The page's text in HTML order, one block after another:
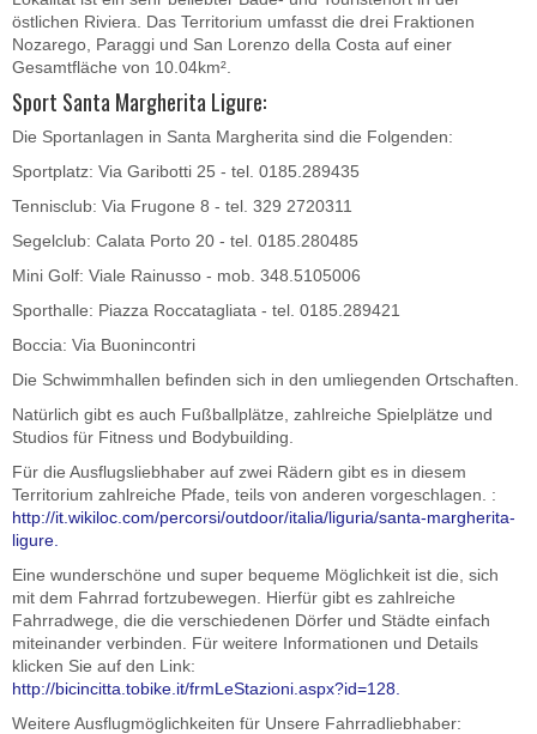
östlichen Riviera. Das Territorium umfasst die drei Fraktionen
Nozarego, Paraggi und San Lorenzo della Costa auf einer
Gesamtfläche von 10.04km².
Sport Santa Margherita Ligure:
Die Sportanlagen in Santa Margherita sind die Folgenden:
Sportplatz: Via Garibotti 25 - tel. 0185.289435
Tennisclub: Via Frugone 8 - tel. 329 2720311
Segelclub: Calata Porto 20 - tel. 0185.280485
Mini Golf: Viale Rainusso - mob. 348.5105006
Sporthalle: Piazza Roccatagliata - tel. 0185.289421
Boccia: Via Buonincontri
Die Schwimmhallen befinden sich in den umliegenden Ortschaften.
Natürlich gibt es auch Fußballplätze, zahlreiche Spielplätze und
Studios für Fitness und Bodybuilding.
Für die Ausflugsliebhaber auf zwei Rädern gibt es in diesem
Territorium zahlreiche Pfade, teils von anderen vorgeschlagen. :
http://it.wikiloc.com/percorsi/outdoor/italia/liguria/santa-margherita-
ligure.
Eine wunderschöne und super bequeme Möglichkeit ist die, sich
mit dem Fahrrad fortzubewegen. Hierfür gibt es zahlreiche
Fahrradwege, die die verschiedenen Dörfer und Städte einfach
miteinander verbinden. Für weitere Informationen und Details
klicken Sie auf den Link:
http://bicincitta.tobike.it/frmLeStazioni.aspx?id=128.
Weitere Ausflugmöglichkeiten für Unsere Fahrradliebhaber: